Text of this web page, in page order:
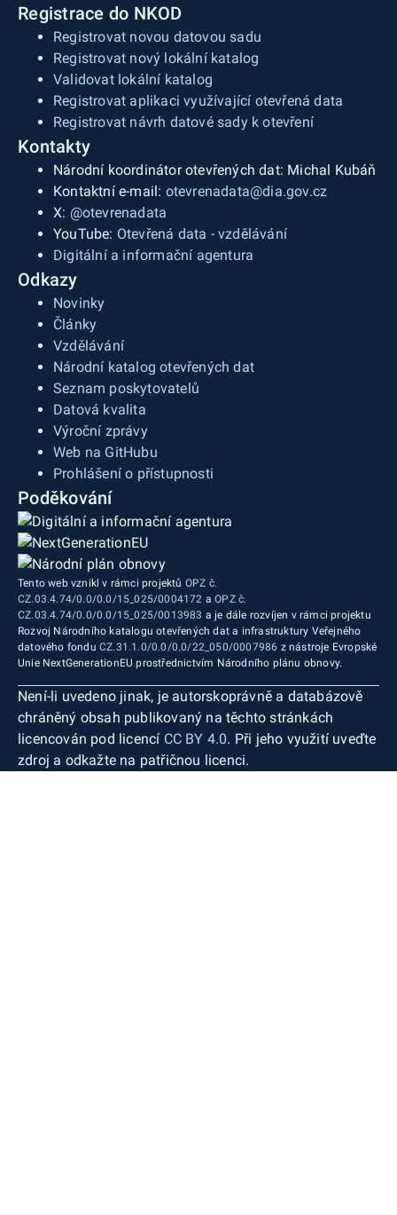
Registrace do NKOD
Registrovat novou datovou sadu
Registrovat nový lokální katalog
Validovat lokální katalog
Registrovat aplikaci využívající otevřená data
Registrovat návrh datové sady k otevření
Kontakty
Národní koordinátor otevřených dat: Michal Kubáň
Kontaktní e-mail: otevrenadata@dia.gov.cz
X: @otevrenadata
YouTube: Otevřená data - vzdělávání
Digitální a informační agentura
Odkazy
Novinky
Články
Vzdělávání
Národní katalog otevřených dat
Seznam poskytovatelů
Datová kvalita
Výroční zprávy
Web na GitHubu
Prohlášení o přístupnosti
Poděkování
Tento web vznikl v rámci projektů OPZ č.
CZ.03.4.74/0.0/0.0/15_025/0004172 aOPZ č.
CZ.03.4.74/0.0/0.0/15_025/0013983 a je dále rozvíjen v rámci projektu
Rozvoj Národního katalogu otevřených dat a infrastruktury Veřejného
datového fondu CZ.31.1.0/0.0/0.0/22_050/0007986 z nástroje Evropské
Unie NextGenerationEU prostřednictvím Národního plánu obnovy.
Není-li uvedeno jinak, je autorskoprávně a databázově
chráněný obsah publikovaný na těchto stránkách
licencován pod licencí CC BY 4.0. Při jeho využití uveďte
zdroj a odkažte na patřičnou licenci.